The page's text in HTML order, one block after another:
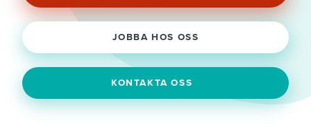
JOBBA HOS OSS
KONTAKTA OSS